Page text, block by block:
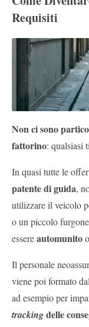
Requisiti
Non ci sono
fattorino: qualsiasi
In quasi tutte le
patente di guida,
utilizzare il veicolo
o un piccolo
essereautomunito
Il personale
viene poi formato
ad esempio per
trackingdelle